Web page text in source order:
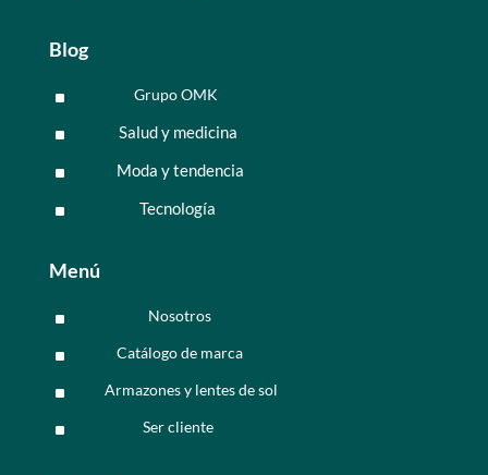
Blog
^ Grupo OMK
^ Salud y medicina
^ Moda y tendencia
^ Tecnología
Menú
^ Nosotros
^ Catálogo de marca
^ Armazones y lentes de sol
^ Ser cliente